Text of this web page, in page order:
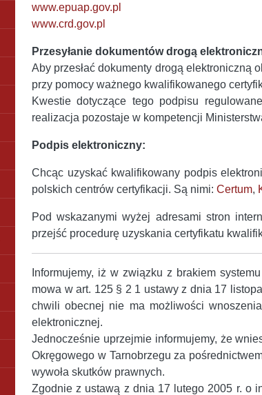
www.epuap.gov.pl
www.crd.gov.pl
Przesyłanie dokumentów drogą
Aby przesłać dokumenty drogą elektroniczną
przy pomocy ważnego kwalifikowanego
Kwestie dotyczące tego podpisu
realizacja pozostaje w kompetencji
Podpis elektroniczny:
Chcąc uzyskać kwalifikowany podpis
polskich centrów certyfikacji. Są nimi: Certum,
Pod wskazanymi wyżej adresami stron
przejść procedurę uzyskania certyfikatu
Informujemy, iż w związku z brakiem
mowa w art. 125 § 2 1 ustawy z dnia 17
chwili obecnej nie ma możliwości
elektronicznej.
Jednocześnie uprzejmie informujemy, że
Okręgowego w Tarnobrzegu za
wywoła skutków prawnych.
Zgodnie z ustawą z dnia 17 lutego 2005 r. o